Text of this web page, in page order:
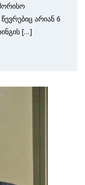
არიან 6
[…]